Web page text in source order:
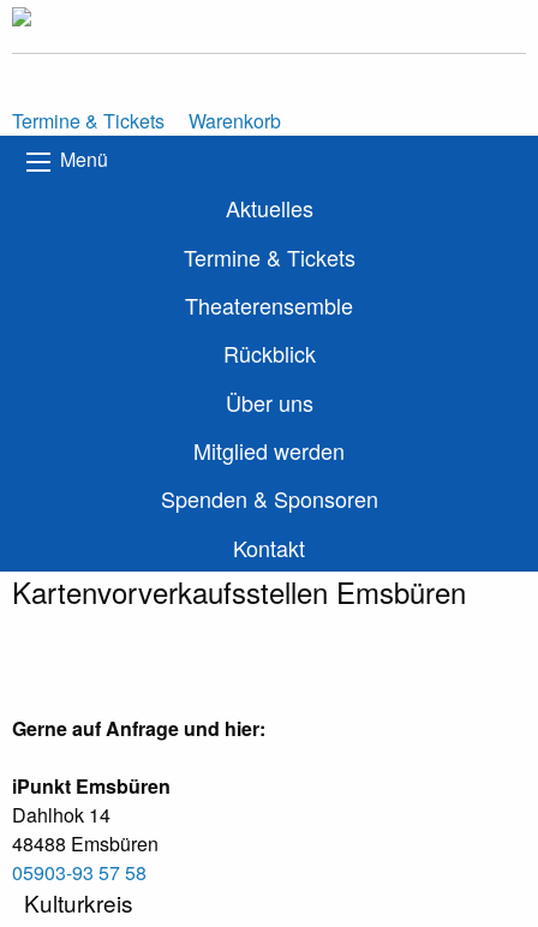
Termine & Tickets
Warenkorb
Menü
Aktuelles
Termine & Tickets
Theaterensemble
Rückblick
Über uns
Mitglied werden
Spenden & Sponsoren
Kontakt
Kartenvorverkaufsstellen Emsbüren
Gerne auf Anfrage und hier:
iPunkt Emsbüren
Dahlhok 14
48488 Emsbüren
05903-93 57 58
Kulturkreis